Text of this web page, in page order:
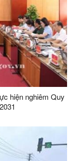
hiện nghiêm Quy